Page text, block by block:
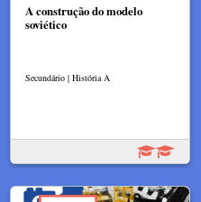
A construção do modelo
soviético
Secundário | História A